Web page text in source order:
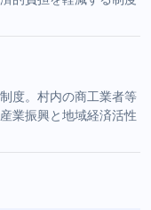
度。村内の商工業者等
業振興と地域経済活性